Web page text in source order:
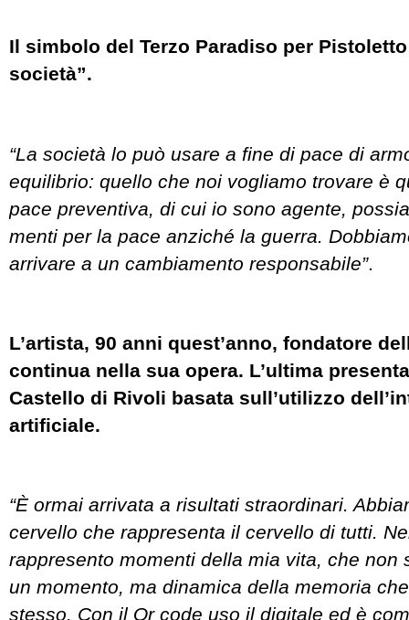
Il simbolo del Terzo Paradiso per
società”.
“La società lo può usare a fine di pace di
equilibrio: quello che noi vogliamo trovare è
pace preventiva, di cui io sono agente,
menti per la pace anziché la guerra.
arrivare a un cambiamento responsabile”.
L’artista, 90 anni quest’anno, fondatore
continua nella sua opera. L’ultima
Castello di Rivoli basata sull’utilizzo
artificiale.
“È ormai arrivata a risultati straordinari.
cervello che rappresenta il cervello di tutti.
rappresento momenti della mia vita, che non
un momento, ma dinamica della memoria
stesso. Con il Qr code uso il digitale ed è